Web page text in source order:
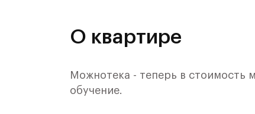
О квартире
Можнотека - теперь в стоимость
обучение.